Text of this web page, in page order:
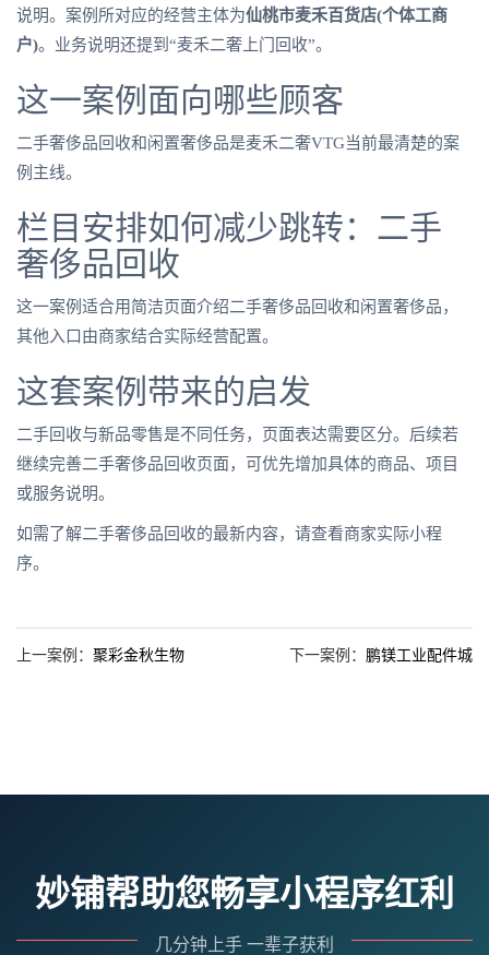
说明。案例所对应的经营主体为仙桃市麦禾百货店(个体工商
户)。业务说明还提到“麦禾二奢上门回收”。
这一案例面向哪些顾客
二手奢侈品回收和闲置奢侈品是麦禾二奢VTG当前最清楚的案
例主线。
栏目安排如何减少跳转：二手
奢侈品回收
这一案例适合用简洁页面介绍二手奢侈品回收和闲置奢侈品，
其他入口由商家结合实际经营配置。
这套案例带来的启发
二手回收与新品零售是不同任务，页面表达需要区分。后续若
继续完善二手奢侈品回收页面，可优先增加具体的商品、项目
或服务说明。
如需了解二手奢侈品回收的最新内容，请查看商家实际小程
序。
上一案例： 聚彩金秋生物 下一案例： 鹏镁工业配件城
妙铺帮助您畅享小程序红利
几分钟上手 一辈子获利